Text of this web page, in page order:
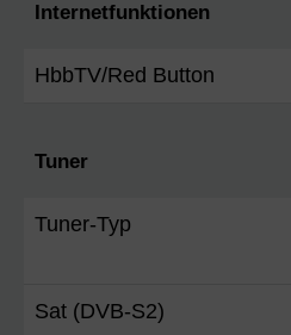
Internetfunktionen
HbbTV/Red Button
Tuner
Tuner-Typ
Sat (DVB-S2)